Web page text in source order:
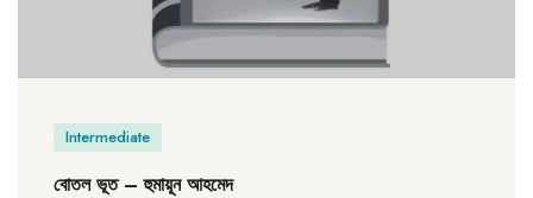
Intermediate
বোতল ভূত – হুমায়ূন আহমেদ